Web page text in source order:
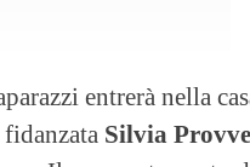
entrerà nella
Silvia